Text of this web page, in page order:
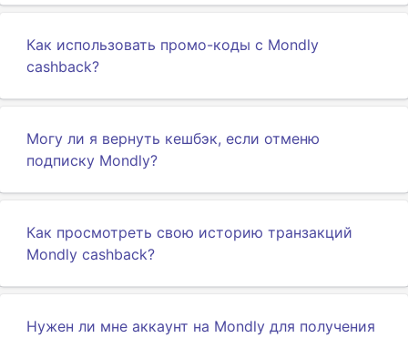
Как использовать промо-коды с Mondly
cashback?
Могу ли я вернуть кешбэк, если отменю
подписку Mondly?
Как просмотреть свою историю транзакций
Mondly cashback?
Нужен ли мне аккаунт на Mondly для получения